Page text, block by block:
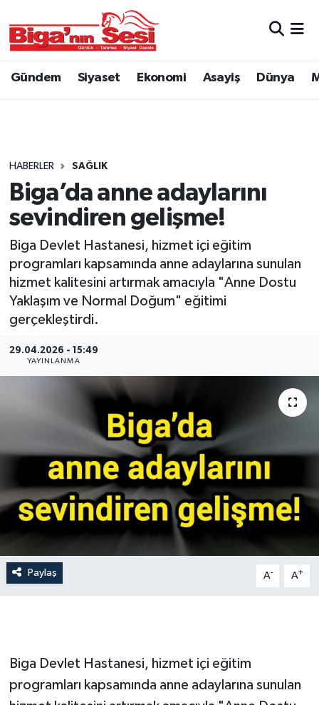
Gündem Siyaset Ekonomi Asayiş Dünya
HABERLER SAĞLIK
Biga’da anne adaylarını
sevindiren gelişme!
Biga Devlet Hastanesi, hizmet içi eğitim
programları kapsamında anne adaylarına sunulan
hizmet kalitesini artırmak amacıyla "Anne Dostu
Yaklaşım ve Normal Doğum" eğitimi
gerçekleştirdi.
29.04.2026 - 15:49
YAYINLANMA
Paylaş A- A+
Biga Devlet Hastanesi, hizmet içi eğitim
programları kapsamında anne adaylarına sunulan
Asayiş
Belediye
Dünya
Ekonomi
Genel
Gündem
Hava Durumu
Kültür Sanat
Magazin
Politika
Çanakkale Hava Durumu
Tüm Manşetler
Son Dakika Haberleri